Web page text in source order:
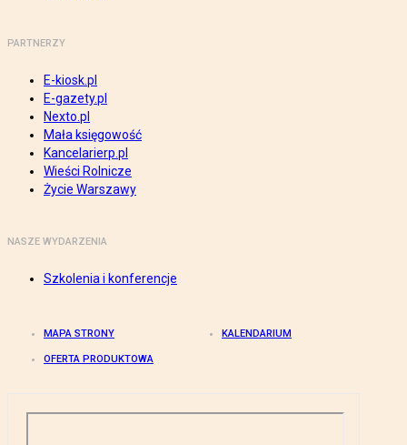
PARTNERZY
E-kiosk.pl
E-gazety.pl
Nexto.pl
Mała księgowość
Kancelarierp.pl
Wieści Rolnicze
Życie Warszawy
NASZE WYDARZENIA
Szkolenia i konferencje
MAPA STRONY KALENDARIUM
OFERTA PRODUKTOWA